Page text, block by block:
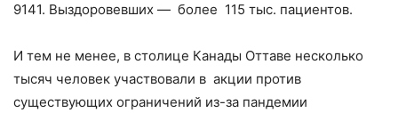
9141. Выздоровевших — более 115 тыс. пациентов.
И тем не менее, в столице Канады Оттаве несколько
тысяч человек участвовали в акции против
существующих ограничений из-за пандемии